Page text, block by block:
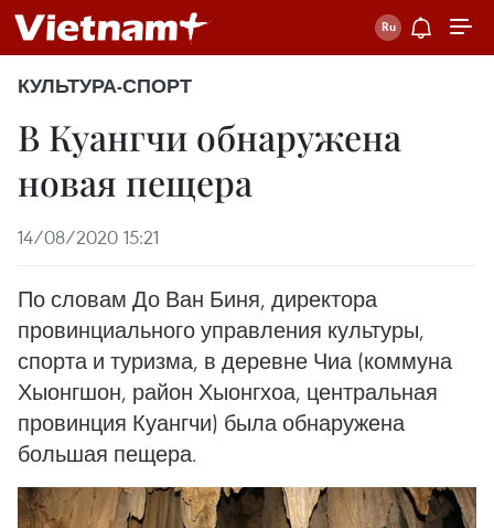
КУЛЬТУРА-СПОРТ
В Куангчи обнаружена
новая пещера
14/08/2020 15:21
По словам До Ван Биня, директора
провинциального управления культуры,
спорта и туризма, в деревне Чиа (коммуна
Хыонгшон, район Хыонгхоа, центральная
провинция Куангчи) была обнаружена
большая пещера.